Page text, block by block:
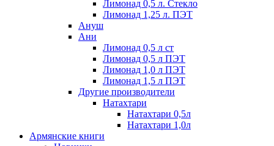
Лимонад 0,5 л. Стекло
Лимонад 1,25 л. ПЭТ
Ануш
Ани
Лимонад 0,5 л ст
Лимонад 0,5 л ПЭТ
Лимонад 1,0 л ПЭТ
Лимонад 1,5 л ПЭТ
Другие производители
Натахтари
Натахтари 0,5л
Натахтари 1,0л
Армянские книги